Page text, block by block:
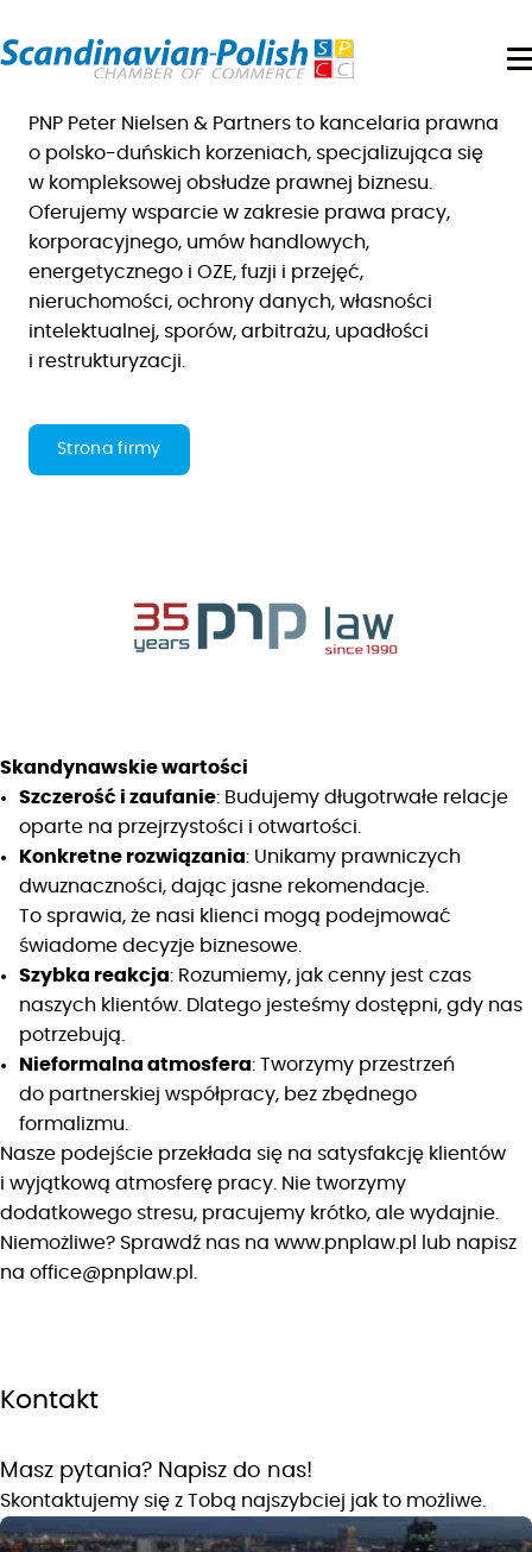
PNP Peter Nielsen & Partners to kancelaria prawna
o polsko-duńskich korzeniach, specjalizująca się
w kompleksowej obsłudze prawnej biznesu.
Oferujemy wsparcie w zakresie prawa pracy,
korporacyjnego, umów handlowych,
energetycznego i OZE, fuzji i przejęć,
nieruchomości, ochrony danych, własności
intelektualnej, sporów, arbitrażu, upadłości
i restrukturyzacji.
Strona firmy
Skandynawskie wartości
Szczerość i zaufanie: Budujemy długotrwałe relacje
oparte na przejrzystości i otwartości.
Konkretne rozwiązania: Unikamy prawniczych
dwuznaczności, dając jasne rekomendacje.
To sprawia, że nasi klienci mogą podejmować
świadome decyzje biznesowe.
Szybka reakcja: Rozumiemy, jak cenny jest czas
naszych klientów. Dlatego jesteśmy dostępni, gdy nas
potrzebują.
Nieformalna atmosfera: Tworzymy przestrzeń
do partnerskiej współpracy, bez zbędnego
formalizmu.
Nasze podejście przekłada się na satysfakcję klientów
i wyjątkową atmosferę pracy. Nie tworzymy
dodatkowego stresu, pracujemy krótko, ale wydajnie.
Niemożliwe? Sprawdź nas na www.pnplaw.pl lub napisz
na office@pnplaw.pl.
Kontakt
Masz pytania? Napisz do nas!
Skontaktujemy się z Tobą najszybciej jak to możliwe.